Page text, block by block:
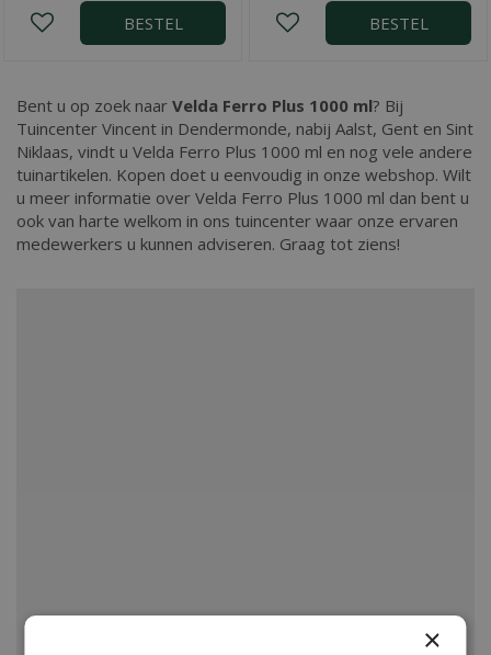
BESTEL BESTEL
Bent u op zoek naar Velda Ferro Plus 1000 ml? Bij
Tuincenter Vincent in Dendermonde, nabij Aalst, Gent en Sint
Niklaas, vindt u Velda Ferro Plus 1000 ml en nog vele andere
tuinartikelen. Kopen doet u eenvoudig in onze webshop. Wilt
u meer informatie over Velda Ferro Plus 1000 ml dan bent u
ook van harte welkom in ons tuincenter waar onze ervaren
medewerkers u kunnen adviseren. Graag tot ziens!
×